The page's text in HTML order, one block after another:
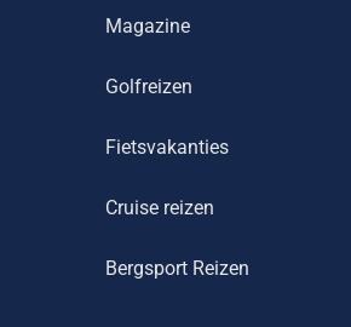
Magazine
Golfreizen
Fietsvakanties
Cruise reizen
Bergsport Reizen